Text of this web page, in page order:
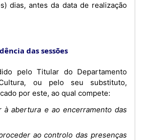
dias, antes da data de realização
das sessões
pelo Titular do Departamento
ou pelo seu substituto,
por este, ao qual compete:
à abertura e ao encerramento das
ao controlo das presenças